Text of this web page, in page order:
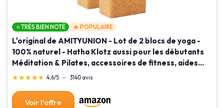
⭐ TRÈS BIEN NOTÉ 🔥 POPULAIRE
L'original de AMITYUNION - Lot de 2 blocs de yoga -
100% naturel - Hatha Klotz aussi pour les débutants
Méditation & Pilates, accessoires de fitness, aides
pour le yoga, blocs de yoga 65 mm 2-pack 2 blocs - 75
★★★★★
★★★★★ 4,6/5 — 3140 avis
Voir l'offre